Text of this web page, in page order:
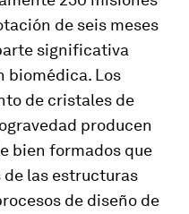
de seis meses
significativa
biomédica. Los
de cristales de
producen
bien formados que
las estructuras
de diseño de